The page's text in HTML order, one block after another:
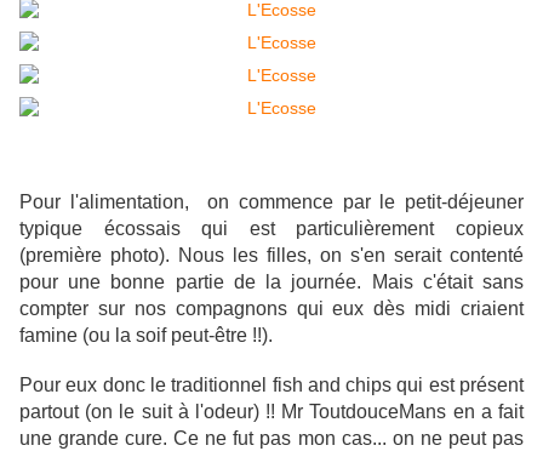
Pour l'alimentation, on commence par le petit-déjeuner
typique écossais qui est particulièrement copieux
(première photo). Nous les filles, on s'en serait contenté
pour une bonne partie de la journée. Mais c'était sans
compter sur nos compagnons qui eux dès midi criaient
famine (ou la soif peut-être !!).
Pour eux donc le traditionnel fish and chips qui est présent
partout (on le suit à l'odeur) !! Mr ToutdouceMans en a fait
une grande cure. Ce ne fut pas mon cas... on ne peut pas